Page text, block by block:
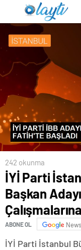
Çalışmalarına
242 okunma
İYİ Parti
Başkan
ABONE OL News
İYİ Parti İstanbul
kabul edildi
Kanun Teklifi’nin